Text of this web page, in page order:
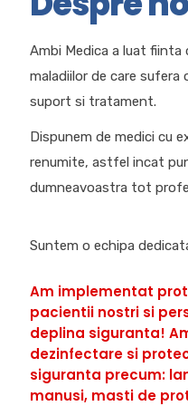
Ambi Medica a luat
maladiilor de care sufera
suport si tratament.
Dispunem de medici cu
renumite, astfel incat
dumneavoastra tot
Suntem o echipa
Am implementat
pacientii nostri si
deplina siguranta!
dezinfectare si
siguranta precum:
manusi, masti de